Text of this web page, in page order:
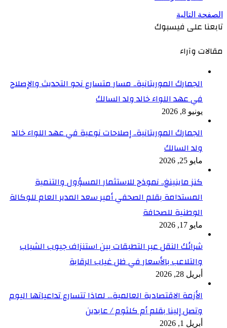
الصفحة التالية
تابعنا على فيسبوك
مقالات وآراء
الجمارك الموريتانية.. مسار متسارع نحو التحديث والإصلاح
في عهد اللواء خالد ولد السالك
يونيو 8, 2026
الجمارك الموريتانية.. إصلاحات نوعية في عهد اللواء خالد
ولد السالك
مايو 25, 2026
كنز ماينينغ.. نموذج للاستثمار المسؤول والتنمية
المستدامة بقلم الصحفي أمير سعد المدير العام للوكالة
الوطنية للصحافة
مايو 17, 2026
شرائك النقل عبر التطبقات بين استنزاف جيوب الشباب
والتلاعب بالأسعار في ظل غياب الرقابة
أبريل 28, 2026
الأزمة الاقتصادية العالمية… لماذا تتسارع تداعياتها اليوم
وتصل إلينا بقلم أم كلثوم / عابدين
أبريل 1, 2026